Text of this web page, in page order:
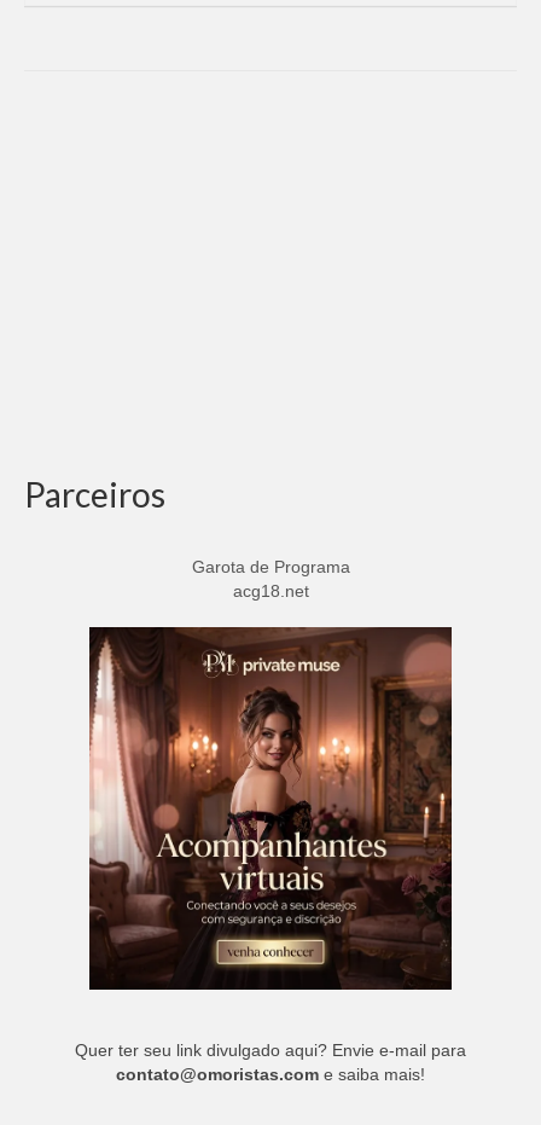
Parceiros
Garota de Programa
acg18.net
Quer ter seu link divulgado aqui? Envie e-mail para
contato@omoristas.com e saiba mais!